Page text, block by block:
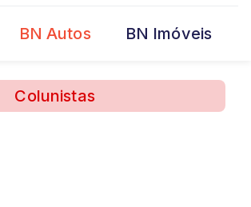
BN Autos BN Imóveis
Colunistas